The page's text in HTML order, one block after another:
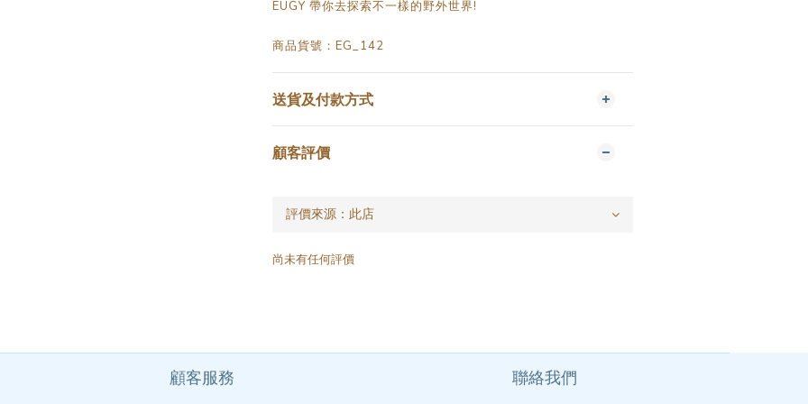
EUGY 帶你去探索不一樣的野外世界!
商品貨號：EG_142
送貨及付款方式
顧客評價
尚未有任何評價
顧客服務 聯絡我們